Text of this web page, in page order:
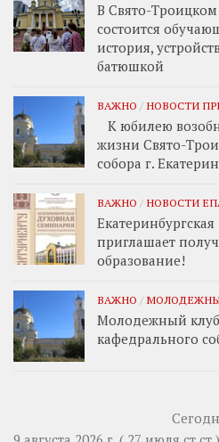
В Свято-
состоится
история,
батюшкой
ВАЖНО / НОВОСТИ
К юбилею
жизни Свято-
собора г.
ВАЖНО / НОВОСТИ
приглашает
образование!
ВАЖНО /
Молодежный
кафедрального